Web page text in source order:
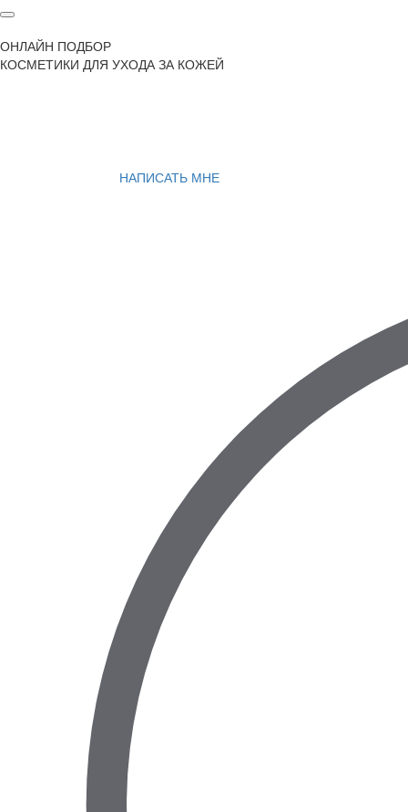
ОНЛАЙН ПОДБОР
КОСМЕТИКИ ДЛЯ УХОДА ЗА КОЖЕЙ
НАПИСАТЬ МНЕ